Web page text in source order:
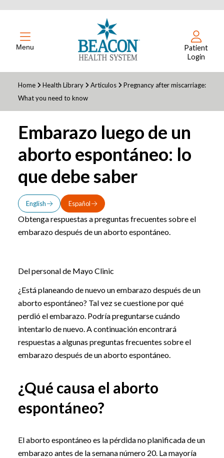
Menu
Patient
Login
Home Health Library Articulos
Pregnancy after miscarriage:
What you need to know
Embarazo luego de un
aborto espontáneo: lo
que debe saber
English Español
Obtenga respuestas a preguntas frecuentes sobre el
embarazo después de un aborto espontáneo.
Del personal de Mayo Clinic
¿Está planeando de nuevo un embarazo después de un
aborto espontáneo? Tal vez se cuestione por qué
perdió el embarazo. Podría preguntarse cuándo
intentarlo de nuevo. A continuación encontrará
respuestas a algunas preguntas frecuentes sobre el
embarazo después de un aborto espontáneo.
¿Qué causa el aborto
espontáneo?
El aborto espontáneo es la pérdida no planificada de un
embarazo antes de la semana número 20. La mayoría